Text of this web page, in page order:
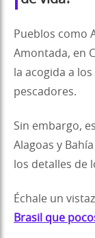
Pueblos como
Amontada, en
la acogida a
pescadores.
Sin embargo,
Alagoas y
los detalles de
Échale un
Brasil que